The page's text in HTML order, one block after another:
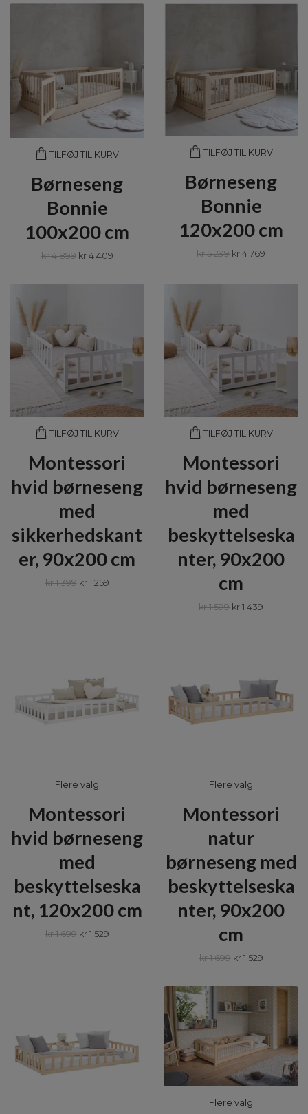
TILFØJ TIL KURV
Børneseng
Bonnie
100x200 cm
kr 4 899 kr 4 409
TILFØJ TIL KURV
Børneseng
Bonnie
120x200 cm
kr 5 299 kr 4 769
TILFØJ TIL KURV
Montessori
hvid børneseng
med
sikkerhedskant
er, 90x200 cm
kr 1 399 kr 1 259
TILFØJ TIL KURV
Montessori
hvid børneseng
med
beskyttelseska
nter, 90x200
cm
kr 1 599 kr 1 439
Flere valg
Montessori
hvid børneseng
med
beskyttelseska
nt, 120x200 cm
kr 1 699 kr 1 529
Flere valg
Montessori
natur
børneseng med
beskyttelseska
nter, 90x200
cm
kr 1 699 kr 1 529
Flere valg